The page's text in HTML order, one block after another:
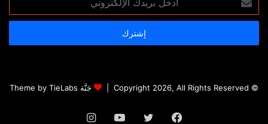
بريدك
الإلكتروني
© Copyright 2026, All Rights Reserved | جَنَّة Theme by TieLabs
فيسبوك تويتر يوتيوبانستقرام